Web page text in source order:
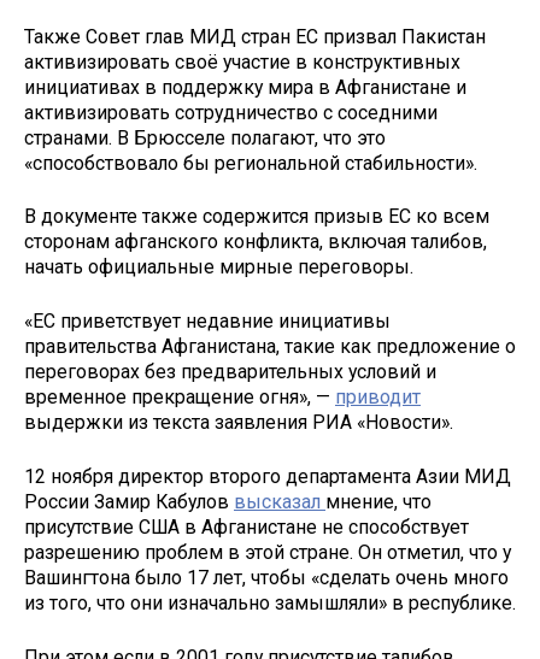
Также Совет глав МИД стран ЕС призвал Пакистан
активизировать своё участие в конструктивных
инициативах в поддержку мира в Афганистане и
активизировать сотрудничество с соседними
странами. В Брюсселе полагают, что это
«способствовало бы региональной стабильности».
В документе также содержится призыв ЕС ко всем
сторонам афганского конфликта, включая талибов,
начать официальные мирные переговоры.
«ЕС приветствует недавние инициативы
правительства Афганистана, такие как предложение о
переговорах без предварительных условий и
временное прекращение огня», — приводит
выдержки из текста заявления РИА «Новости».
12 ноября директор второго департамента Азии МИД
России Замир Кабулов высказал мнение, что
присутствие США в Афганистане не способствует
разрешению проблем в этой стране. Он отметил, что у
Вашингтона было 17 лет, чтобы «сделать очень много
из того, что они изначально замышляли» в республике.